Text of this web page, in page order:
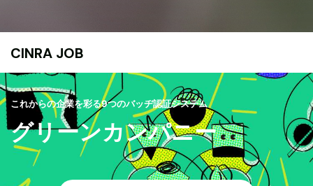
CINRA JOB
これからの企業を彩る9つのバッヂ認証システム
グリーンカンパニー